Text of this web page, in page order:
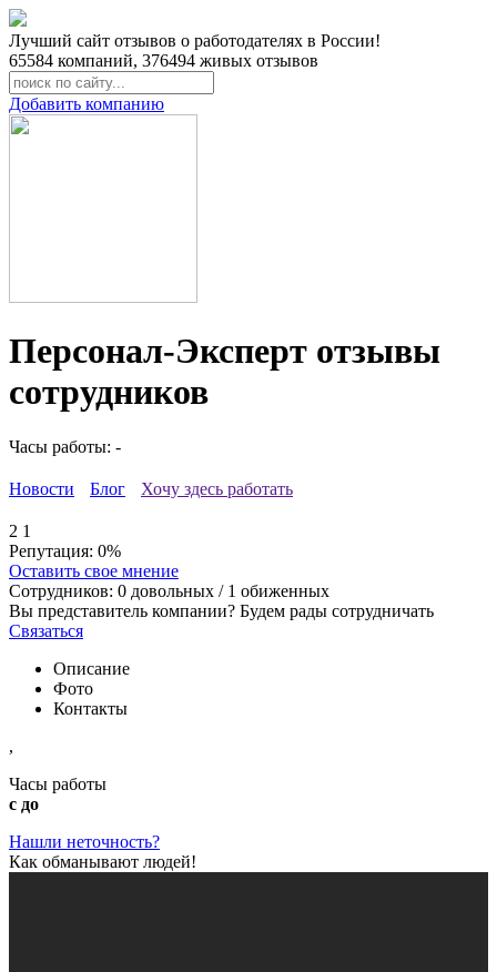
Лучший сайт отзывов о работодателях в России!
65584 компаний, 376494 живых отзывов
Добавить компанию
Персонал-Эксперт отзывы
сотрудников
Часы работы: -
Новости Блог Хочу здесь работать
2 1
Репутация: 0%
Оставить свое мнение
Сотрудников: 0 довольных / 1 обиженных
Вы представитель компании? Будем рады сотрудничать
Связаться
Описание
Фото
Контакты
,
Часы работы
с до
Нашли неточность?
Как обманывают людей!